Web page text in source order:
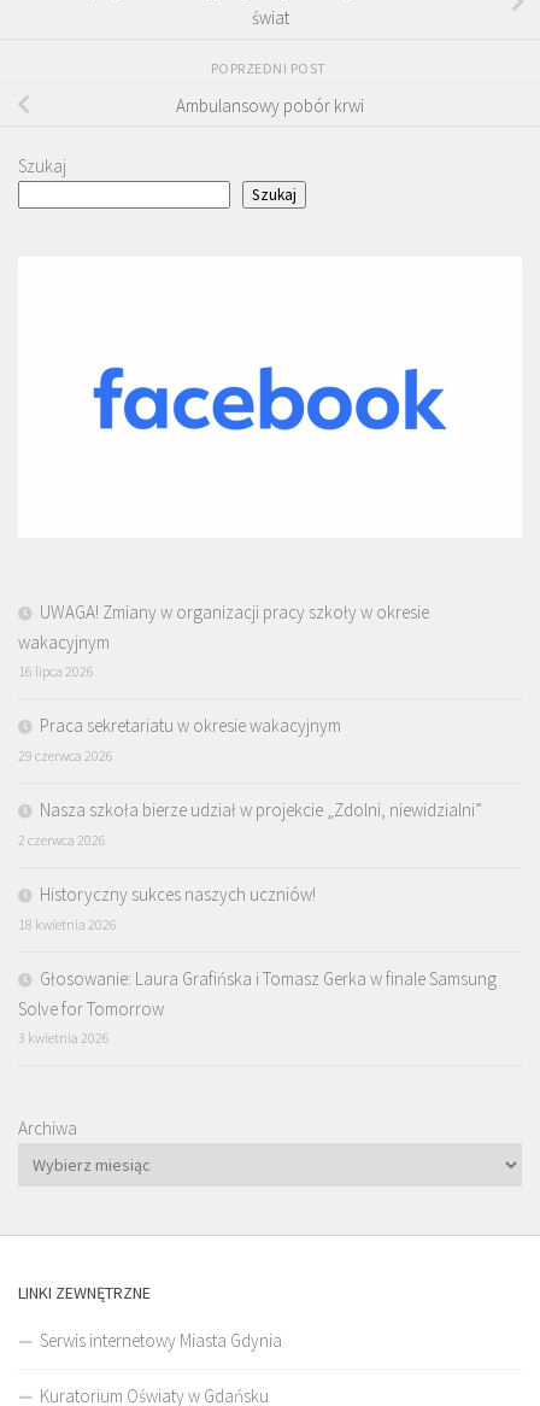
świat
POPRZEDNI POST
Ambulansowy pobór krwi
Szukaj
Szukaj
UWAGA! Zmiany w organizacji pracy szkoły w okresie
wakacyjnym
16 lipca 2026
Praca sekretariatu w okresie wakacyjnym
29 czerwca 2026
Nasza szkoła bierze udział w projekcie „Zdolni, niewidzialni”
2 czerwca 2026
Historyczny sukces naszych uczniów!
18 kwietnia 2026
Głosowanie: Laura Grafińska i Tomasz Gerka w finale Samsung
Solve for Tomorrow
3 kwietnia 2026
Archiwa
LINKI ZEWNĘTRZNE
Serwis internetowy Miasta Gdynia
Kuratorium Oświaty w Gdańsku